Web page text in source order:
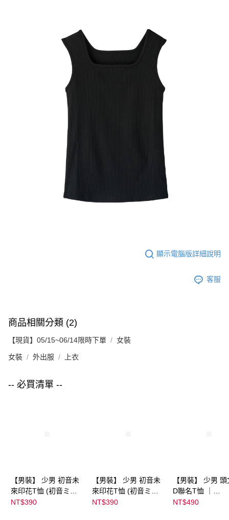
顯示電腦版詳細說明
客服
商品相關分類 (2)
【現貨】05/15~06/14限時下單 女裝
女裝 外出服 上衣
-- 必買清單 --
【男裝】 少男 初音未
來印花T恤 (初音ミク)
｜
NT$390
【男裝】 少男 初音未
來印花T恤 (初音ミク)
｜
NT$390
【男裝】 少男
D聯名T恤 ｜
NT$490